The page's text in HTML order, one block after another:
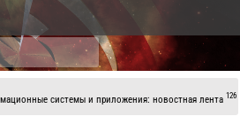
системы и приложения: новостная лента 126